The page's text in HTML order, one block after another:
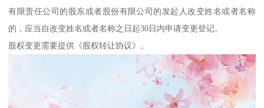
有限责任公司的股东或者股份有限公司的发起人改变姓名或者名称
的，应当自改变姓名或者名称之日起30日内申请变更登记。
股权变更需要提供《股权转让协议》。